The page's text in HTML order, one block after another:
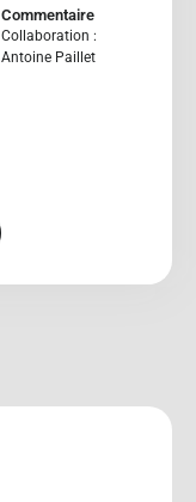
Commentaire
Collaboration :
Antoine Paillet